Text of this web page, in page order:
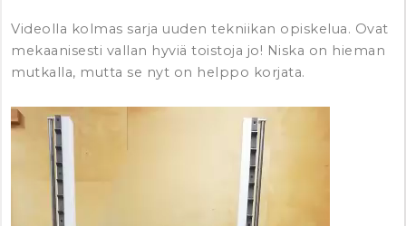
Videolla kolmas sarja uuden tekniikan opiskelua. Ovat
mekaanisesti vallan hyviä toistoja jo! Niska on hieman
mutkalla, mutta se nyt on helppo korjata.
Video
Player